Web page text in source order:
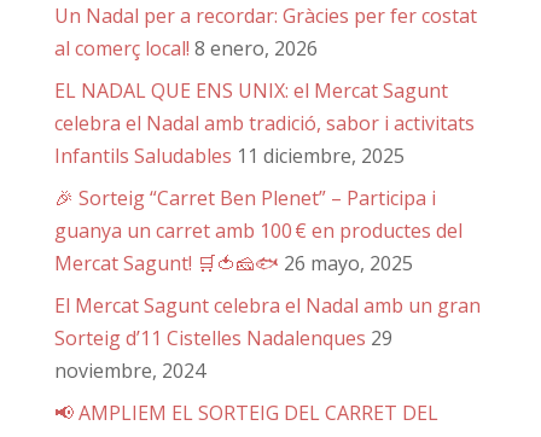
Un Nadal per a recordar: Gràcies per fer costat
al comerç local! 8 enero, 2026
EL NADAL QUE ENS UNIX: el Mercat Sagunt
celebra el Nadal amb tradició, sabor i activitats
Infantils Saludables 11 diciembre, 2025
🎉 Sorteig “Carret Ben Plenet” – Participa i
guanya un carret amb 100 € en productes del
Mercat Sagunt! 🛒🍅🧀🐟 26 mayo, 2025
El Mercat Sagunt celebra el Nadal amb un gran
Sorteig d’11 Cistelles Nadalenques 29
noviembre, 2024
📢 AMPLIEM EL SORTEIG DEL CARRET DEL